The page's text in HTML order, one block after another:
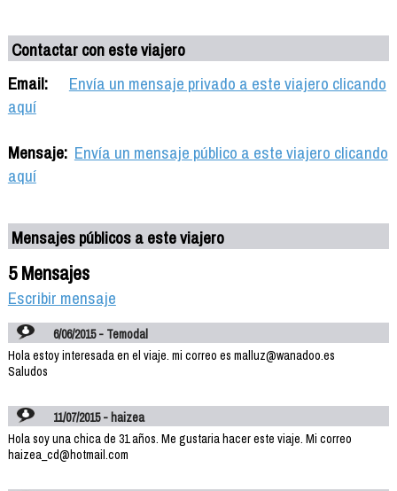
Contactar con este viajero
Email:
Envía un mensaje privado a este viajero clicando
aquí
Mensaje: Envía un mensaje público a este viajero clicando
aquí
Mensajes públicos a este viajero
5 Mensajes
Escribir mensaje
6/06/2015 - Temodal
Hola estoy interesada en el viaje. mi correo es malluz@wanadoo.es
Saludos
11/07/2015 - haizea
Hola soy una chica de 31 años. Me gustaria hacer este viaje. Mi correo
haizea_cd@hotmail.com